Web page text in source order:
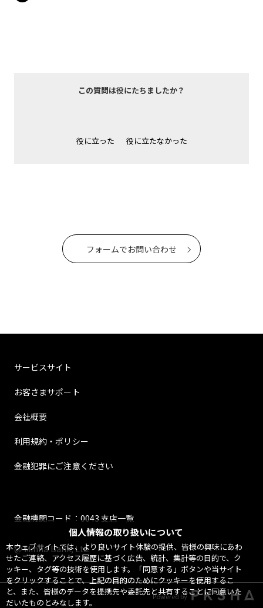
個人情報の取り扱いについて
本ウェブサイトでは、より良いサイト体験の提供、皆様の興味にあわ
せたご連絡、アクセス履歴に基づく広告、統計、集計等の目的で、ク
ッキー、タグ等の技術を使用します。「同意する」ボタンや当サイト
をクリックすることで、上記の目的のためにクッキーを使用するこ
と、また、皆様のデータを提携先や委託先と共有することに同意いた
だいたものとみなします。
この質問は役にたちましたか？
役に立った 役に立たなかった
フォームでお問い合わせ
サービスサイト
お客さまサポート
会社概要
利用規約・ポリシー
金融犯罪にご注意ください
金融機関コード：0043 支店一覧
@ Minna Bank, Ltd.
Powered by